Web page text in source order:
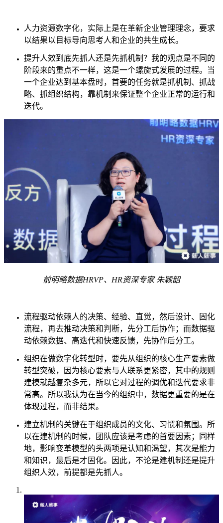
人力资源数字化，实际上是在革新企业管理理念，要求
以结果以目标导向思考人和企业的共生成长。
提升人效到底先抓人还是先抓机制？我的观点是不同的
阶段来的重点不一样，这是一个螺旋式发展的过程。当
一个企业达到基本盘时，首要的任务就是抓机制、抓战
略、抓组织结构，靠机制来保证整个企业正常的运行和
迭代。
前明略数据HRVP、HR资深专家 朱颖韶
流程驱动依赖人的决策、经验、直觉，然后设计、固化
流程，再去推动决策和判断，先分工后协作；而数据驱
动依赖数据、高迭代和快速反馈，先协作后分工。
组织在做数字化转型时，要先从组织的核心生产要素做
转型突破，因为核心要素与人联系更紧密，其中的规则
建模就越复杂多元，所以它对过程的调优和迭代要求非
常高。所以我认为在当今的组织中，数据更重要的是在
体现过程，而非结果。
建立机制的关键在于组织成员的文化、习惯和氛围。所
以在建机制的时候，团队应该是考虑的首要因素；同样
地，影响变革模型的头两项是认知和渴望，其次是能力
和知识，最后是才固化。因此，不论是建机制还是提升
组织人效，前提都是先抓人。